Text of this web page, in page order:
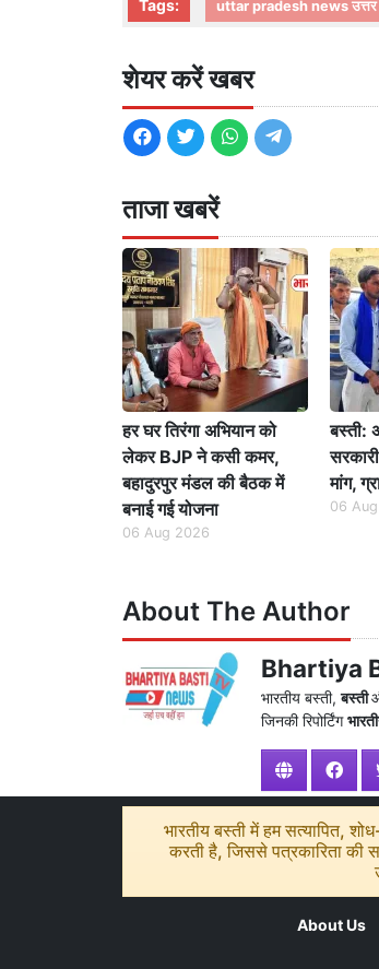
Tags: uttar pradesh news उत्तर
शेयर करें खबर
ताजा खबरें
हर घर तिरंगा अभियान को
लेकर BJP ने कसी कमर,
बहादुरपुर मंडल की बैठक में
बनाई गई योजना
06 Aug 2026
बस्ती:
मांग,
06
About The Author
Bhartiya
भारतीय बस्ती,बस्ती
जिनकी रिपोर्टिंग
भारतीय बस्ती में हम सत्यापित,
करती है, जिससे पत्रकारिता की
About Us